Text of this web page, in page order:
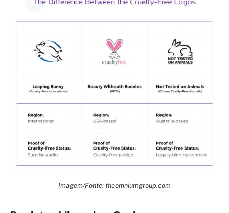
Imagem/Fonte: theomniumgroup.com